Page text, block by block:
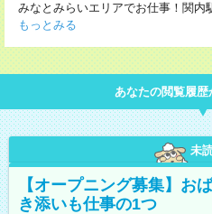
みなとみらいエリアでお仕事！関内
もっとみる
あなたの閲覧履歴
未
【オープニング募集】お
き添いも仕事の1つ